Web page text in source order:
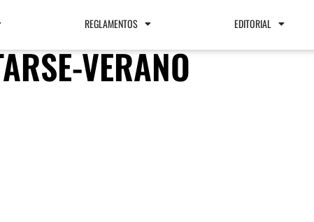
REGLAMENTOS EDITORIAL
VERANO